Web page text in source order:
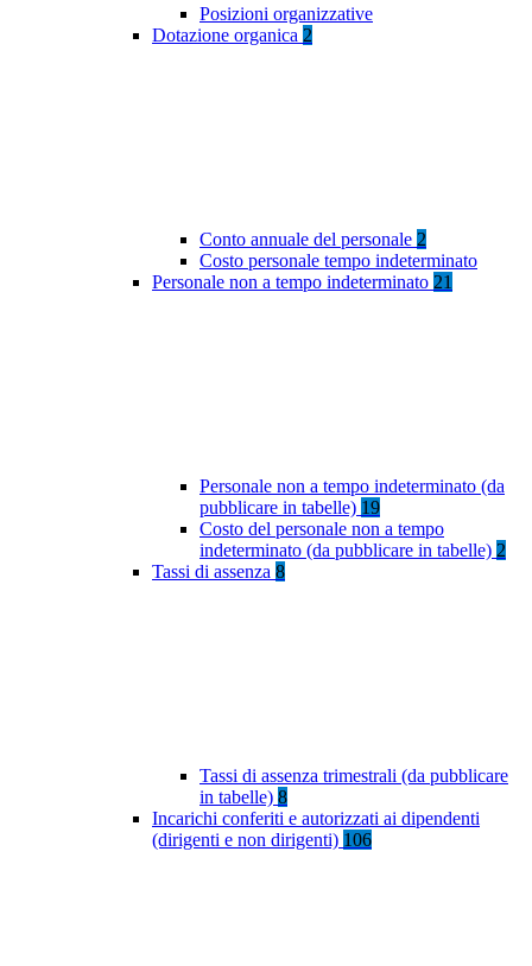
Posizioni organizzative
Dotazione organica 2
Conto annuale del personale 2
Costo personale tempo indeterminato
Personale non a tempo indeterminato 21
Personale non a tempo indeterminato (da
pubblicare in tabelle) 19
Costo del personale non a tempo
indeterminato (da pubblicare in tabelle) 2
Tassi di assenza 8
Tassi di assenza trimestrali (da pubblicare
in tabelle) 8
Incarichi conferiti e autorizzati ai dipendenti
(dirigenti e non dirigenti) 106